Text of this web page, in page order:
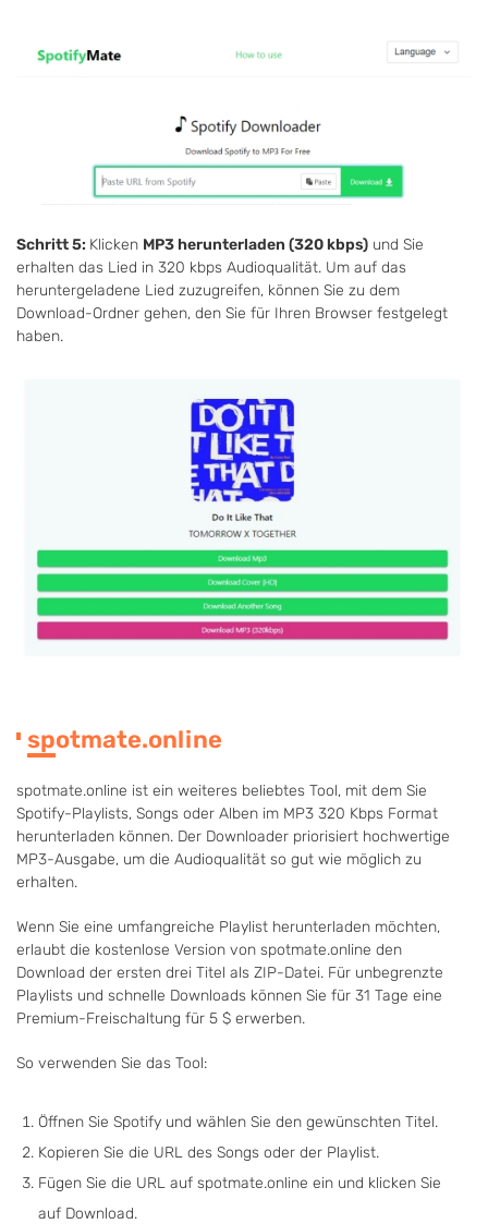
Schritt 5: Klicken MP3 herunterladen (320 kbps) und Sie
erhalten das Lied in 320 kbps Audioqualität. Um auf das
heruntergeladene Lied zuzugreifen, können Sie zu dem
Download-Ordner gehen, den Sie für Ihren Browser festgelegt
haben.
spotmate.online
spotmate.online ist ein weiteres beliebtes Tool, mit dem Sie
Spotify-Playlists, Songs oder Alben im MP3 320 Kbps Format
herunterladen können. Der Downloader priorisiert hochwertige
MP3-Ausgabe, um die Audioqualität so gut wie möglich zu
erhalten.
Wenn Sie eine umfangreiche Playlist herunterladen möchten,
erlaubt die kostenlose Version von spotmate.online den
Download der ersten drei Titel als ZIP-Datei. Für unbegrenzte
Playlists und schnelle Downloads können Sie für 31 Tage eine
Premium-Freischaltung für 5 $ erwerben.
So verwenden Sie das Tool:
Öffnen Sie Spotify und wählen Sie den gewünschten Titel.
Kopieren Sie die URL des Songs oder der Playlist.
Fügen Sie die URL auf spotmate.online ein und klicken Sie
auf Download.